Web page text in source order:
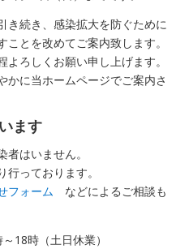
き続き、感染拡大を防ぐために
とを改めてご案内致します。
ろしくお願い申し上げます。
かに当ホームページでご案内さ
ます
はいません。
っております。
フォーム などによるご相談も
18時（土日休業）